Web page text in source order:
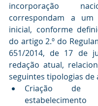
incorporação
correspondam a um
inicial, conforme
do artigo 2.º do
651/2014, de 17 de
redação atual,
seguintes tipologias de
Criação de
estabelecimento